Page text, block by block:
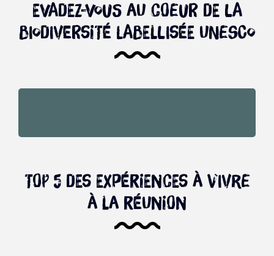
Evadez-vous au coeur de la
biodiversité labellisée Unesco
remparts de l’île de La
Top 5 des expériences à vivre
à La Réunion